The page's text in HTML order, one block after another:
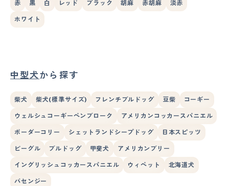
赤 黒 白 レッド ブラック 胡麻 赤胡麻 淡赤
ホワイト
中型犬から探す
柴犬 柴犬(標準サイズ) フレンチブルドッグ 豆柴 コーギー
ウェルシュコーギーペンブローク アメリカンコッカースパニエル
ボーダーコリー シェットランドシープドッグ 日本スピッツ
ビーグル ブルドッグ 甲斐犬 アメリカンブリー
イングリッシュコッカースパニエル ウィペット 北海道犬
バセンジー